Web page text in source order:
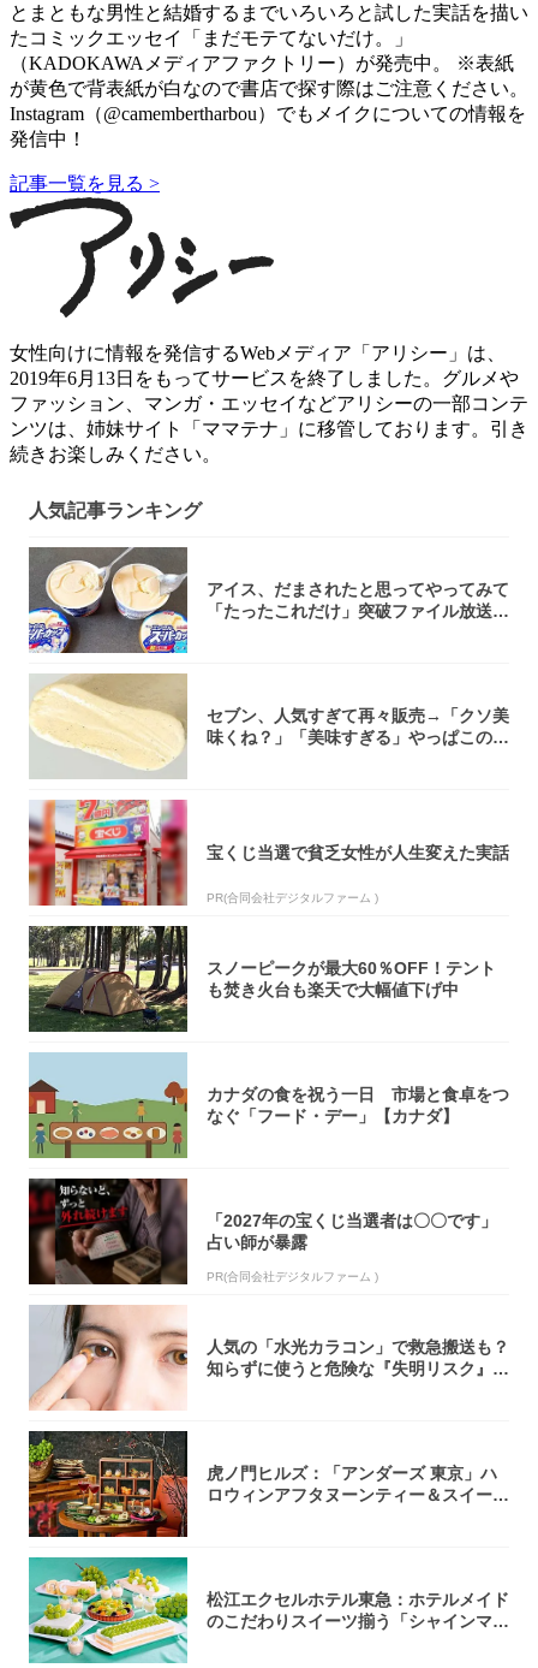
とまともな男性と結婚するまでいろいろと試した実話を描い
たコミックエッセイ「まだモテてないだけ。」
（KADOKAWAメディアファクトリー）が発売中。 ※表紙
が黄色で背表紙が白なので書店で探す際はご注意ください。
Instagram（@camembertharbou）でもメイクについての情報を
発信中！
記事一覧を見る >
女性向けに情報を発信するWebメディア「アリシー」は、
2019年6月13日をもってサービスを終了しました。グルメや
ファッション、マンガ・エッセイなどアリシーの一部コンテ
ンツは、姉妹サイト「ママテナ」に移管しております。引き
続きお楽しみください。
人気記事ランキング
アイス、だまされたと思ってやってみて
「たったこれだけ」突破ファイル放送で
セブン、人気すぎて再々販売→「クソ美
味くね？」「美味すぎる」やっぱこのク
宝くじ当選で貧乏女性が人生変えた実話
PR(合同会社デジタルファーム )
スノーピークが最大60％OFF！テント
も焚き火台も楽天で大幅値下げ中
カナダの食を祝う一日 市場と食卓をつ
なぐ「フード・デー」【カナダ】
「2027年の宝くじ当選者は〇〇です」
占い師が暴露
PR(合同会社デジタルファーム )
人気の「水光カラコン」で救急搬送も？
知らずに使うと危険な『失明リスク』と
虎ノ門ヒルズ：「アンダーズ 東京」ハ
ロウィンアフタヌーンティー＆スイーツ
松江エクセルホテル東急：ホテルメイド
のこだわりスイーツ揃う「シャインマス